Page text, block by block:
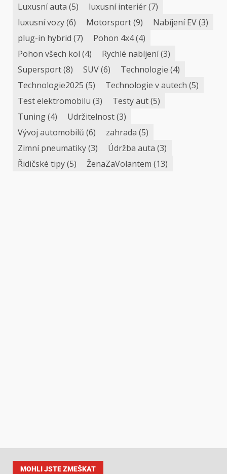
Luxusní auta (5) luxusní interiér(7)
luxusní vozy(6) Motorsport(9) Nabíjení EV(3)
plug-in hybrid (7) Pohon 4x4(4)
Pohon všech kol (4) Rychlé nabíjení(3)
Supersport(8) SUV(6) Technologie (4)
Technologie2025 (5) Technologie v autech (5)
Test elektromobilu (3) Testy aut(5)
Tuning(4) Udržitelnost(3)
Vývoj automobilů (6) zahrada (5)
Zimní pneumatiky(3) Údržba auta (3)
Řidičské tipy(5) ŽenaZaVolantem (13)
MOHLI JSTE ZMEŠKAT